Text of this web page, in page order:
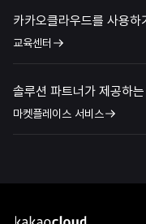
카카오클라우드를 사용
교육센터
솔루션 파트너가 제공하
마켓플레이스 서비스